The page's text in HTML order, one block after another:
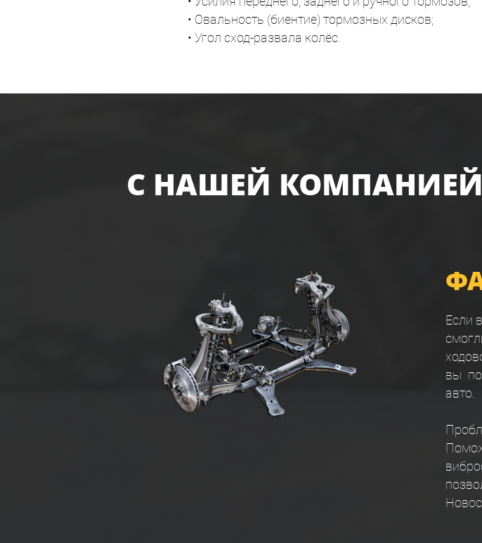
• Овальность (биентие) тормозных дисков;
• Угол сход-развала колёс.
С НАШЕЙ
Если
вы
авто.